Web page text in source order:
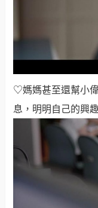
♡媽媽甚至還幫小
息，明明自己的興